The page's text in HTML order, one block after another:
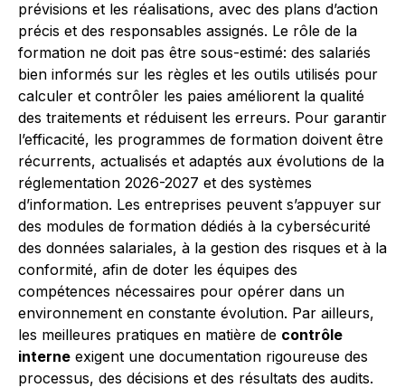
prévisions et les réalisations, avec des plans d’action
précis et des responsables assignés. Le rôle de la
formation ne doit pas être sous-estimé: des salariés
bien informés sur les règles et les outils utilisés pour
calculer et contrôler les paies améliorent la qualité
des traitements et réduisent les erreurs. Pour garantir
l’efficacité, les programmes de formation doivent être
récurrents, actualisés et adaptés aux évolutions de la
réglementation 2026-2027 et des systèmes
d’information. Les entreprises peuvent s’appuyer sur
des modules de formation dédiés à la cybersécurité
des données salariales, à la gestion des risques et à la
conformité, afin de doter les équipes des
compétences nécessaires pour opérer dans un
environnement en constante évolution. Par ailleurs,
les meilleures pratiques en matière de contrôle
interne exigent une documentation rigoureuse des
processus, des décisions et des résultats des audits.